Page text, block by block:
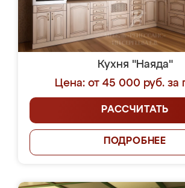
Кухня "Наяда"
Цена: от 45 000 руб. за
РАССЧИТАТЬ
ПОДРОБНЕЕ